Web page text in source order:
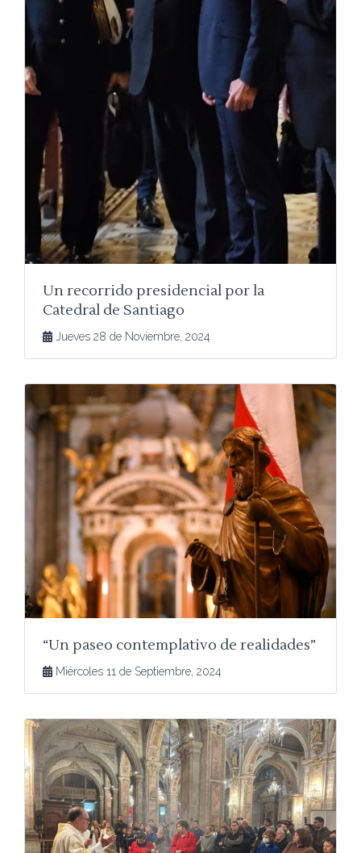
Un recorrido presidencial por la
Catedral de Santiago
Jueves 28 de Noviembre, 2024
“Un paseo contemplativo de realidades”
Miércoles 11 de Septiembre, 2024